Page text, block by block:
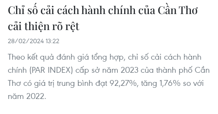
Chỉ số cải cách hành chính của Cần Thơ
cải thiện rõ rệt
28/02/2024 13:22
Theo kết quả đánh giá tổng hợp, chỉ số cải cách hành
chính (PAR INDEX) cấp sở năm 2023 của thành phố Cần
Thơ có giá trị trung bình đạt 92,27%, tăng 1,76% so với
năm 2022.